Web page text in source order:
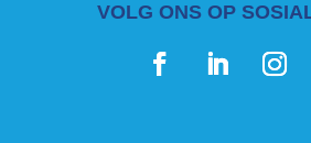
VOLG ONS OP